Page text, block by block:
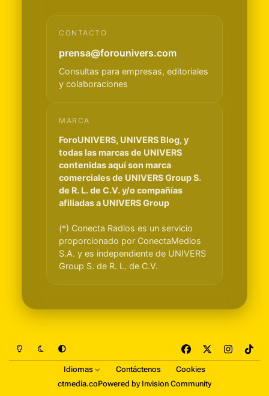
CONTACTO
prensa@forounivers.com
Consultas para empresas, editoriales
y colaboraciones
MARCA
ForoUNIVERS, UNIVERS Blog, y
todas las marcas de UNIVERS
contenidas aquí son marca
comerciales de UNIVERS Group S.
de R. L. de C.V. y/o compañías
afiliadas a UNIVERS Group
(*) Conecta Radios es un servicio
proporcionado por ConectaMedios
S.A. y es independiente de UNIVERS
Group S. de R. L. de C.V.
Light ModeDark ModeSystem Preference
a
c
e
n
i
Idiomas Contáctenos
Cookies
ctmedia.coPowered by Invision Community